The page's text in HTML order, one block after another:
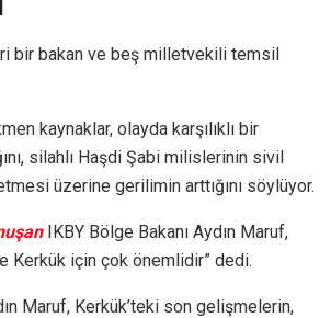
bir bakan ve beş milletvekili temsil
kaynaklar, olayda karşılıklı bir
silahlı Haşdi Şabi milislerinin sivil
üzerine gerilimin arttığını söylüyor.
IKBY Bölge Bakanı Aydın Maruf,
Kerkük için çok önemlidir” dedi.
Maruf, Kerkük’teki son gelişmelerin,